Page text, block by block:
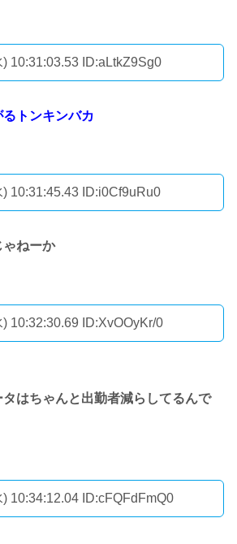
10:31:03.53 ID:aLtkZ9Sg0
トンキンバカ
10:31:45.43 ID:i0Cf9uRu0
ゃねーか
10:32:30.69 ID:XvOOyKr/0
はちゃんと出勤者減らしてるんで
10:34:12.04 ID:cFQFdFmQ0